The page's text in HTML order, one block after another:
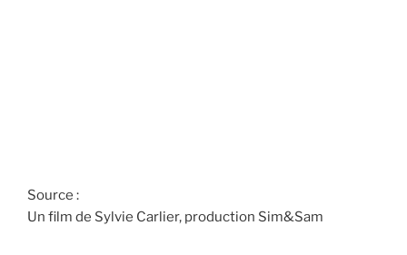
Source :
Un film de Sylvie Carlier, production Sim&Sam